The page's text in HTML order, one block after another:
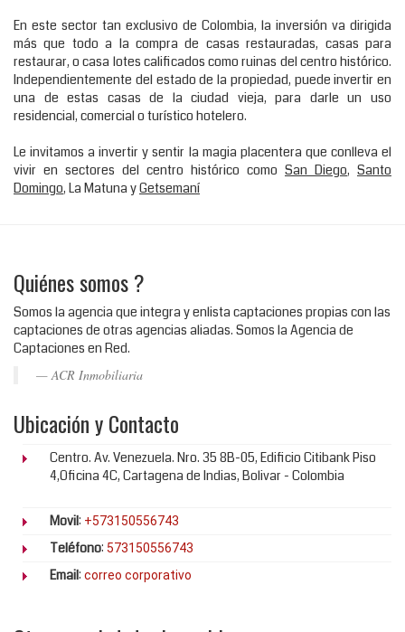
En este sector tan exclusivo de Colombia, la inversión va dirigida
más que todo a la compra de casas restauradas, casas para
restaurar, o casa lotes calificados como ruinas del centro histórico.
Independientemente del estado de la propiedad, puede invertir en
una de estas casas de la ciudad vieja, para darle un uso
residencial, comercial o turístico hotelero.
Le invitamos a invertir y sentir la magia placentera que conlleva el
vivir en sectores del centro histórico como San Diego, Santo
Domingo, La Matuna yGetsemaní
Quiénes somos ?
Somos la agencia que integra y enlista captaciones propias con las
captaciones de otras agencias aliadas. Somos la Agencia de
Captaciones en Red.
ACR Inmobiliaria
Ubicación y Contacto
Centro. Av. Venezuela. Nro. 35 8B-05, Edificio Citibank Piso
4,Oficina 4C, Cartagena de Indias, Bolivar - Colombia
Movil: +573150556743
Teléfono: 573150556743
Email: correo corporativo